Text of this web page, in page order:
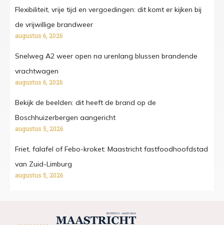
Flexibiliteit, vrije tijd en vergoedingen: dit komt er kijken bij
de vrijwillige brandweer
augustus 6, 2026
Snelweg A2 weer open na urenlang blussen brandende
vrachtwagen
augustus 6, 2026
Bekijk de beelden: dit heeft de brand op de
Boschhuizerbergen aangericht
augustus 5, 2026
Friet, falafel of Febo-kroket: Maastricht fastfoodhoofdstad
van Zuid-Limburg
augustus 5, 2026